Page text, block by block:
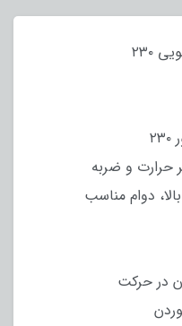
حرارت و ضربه
دوام مناسب
در حرکت